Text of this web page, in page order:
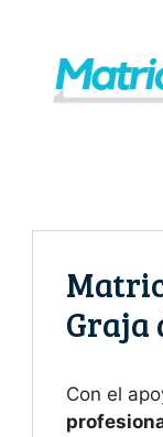
contenido
Graja
Con el